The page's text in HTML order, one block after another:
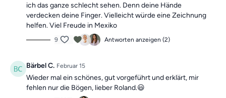
ich das ganze schlecht sehen. Denn deine Hände
verdecken deine Finger. Vielleicht würde eine Zeichnung
helfen. Viel Freude in Mexiko
9 Antworten anzeigen (2)
Bärbel C. Februar 15
Wieder mal ein schönes, gut vorgeführt und erklärt, mir
fehlen nur die Bögen, lieber Roland.😃